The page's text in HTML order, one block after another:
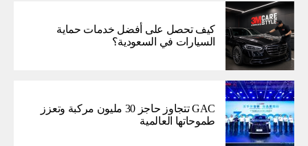
كيف تحصل على أفضل خدمات حماية
السيارات في السعودية؟
GAC تتجاوز حاجز 30 مليون مركبة وتعزز
طموحاتها العالمية